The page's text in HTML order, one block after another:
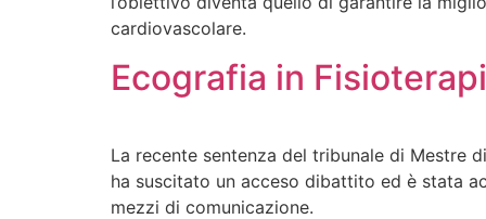
cardiovascolare.
Ecografia in
La recente sentenza del tribunale di Mestre
ha suscitato un acceso dibattito ed è stata
mezzi di comunicazione.